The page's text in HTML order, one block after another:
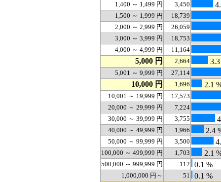
1,400 ～ 1,499 円 3,450
1,500 ～ 1,999 円
18,739
2,000 ～ 2,999 円
26,059
3,000 ～ 3,999 円
18,753
4,000 ～ 4,999 円
11,164
5,000 円 2,664
5,001 ～ 9,999 円 27,114
10,000 円 1,696 2.1
10,001 ～ 19,999 円
17,573
20,000 ～ 29,999 円
7,224
30,000 ～ 39,999 円
3,755
40,000 ～ 49,999 円 1,966 2.4
50,000 ～ 99,999 円 3,500
100,000 ～ 499,999 円 1,703 2.1
500,000 ～ 999,999 円 112 0.1 %
1,000,000 円～ 51
0.1 %